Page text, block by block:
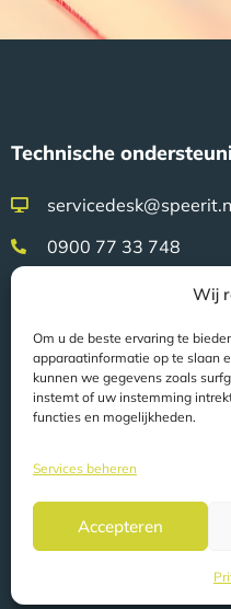
Wij
Om u de beste ervaring te
apparaatinformatie op te slaan
kunnen we gegevens zoals
instemt of uw instemming
functies en mogelijkheden.
Services beheren
Accepteren
Technische
0900 77 33 748
Certificering
ISO 9001-
ISO 27001-
© 2022 Speer IT B.V.